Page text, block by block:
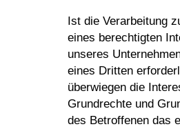
Ist die Verar­bei­tung
eines berech­tigten
unseres
eines Dritten
über­wiegen die
Grund­rechte und
des Betrof­fenen das